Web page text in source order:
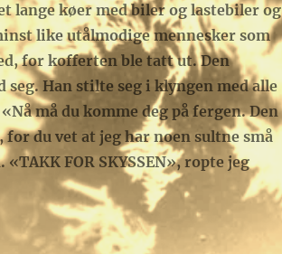
lange køer med biler og lastebiler og
like utålmodige mennesker som
for kofferten ble tatt ut. Den
Han stilte seg i klyngen med alle
må du komme deg på fergen. Den
du vet at jeg har noen sultne små
FOR SKYSSEN», ropte jeg